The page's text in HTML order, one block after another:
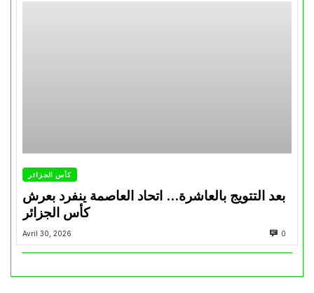
كأس الجزائر
بعد التتويج بالعاشرة… اتحاد العاصمة ينفرد بعرش
كأس الجزائر
Avril 30, 2026 0